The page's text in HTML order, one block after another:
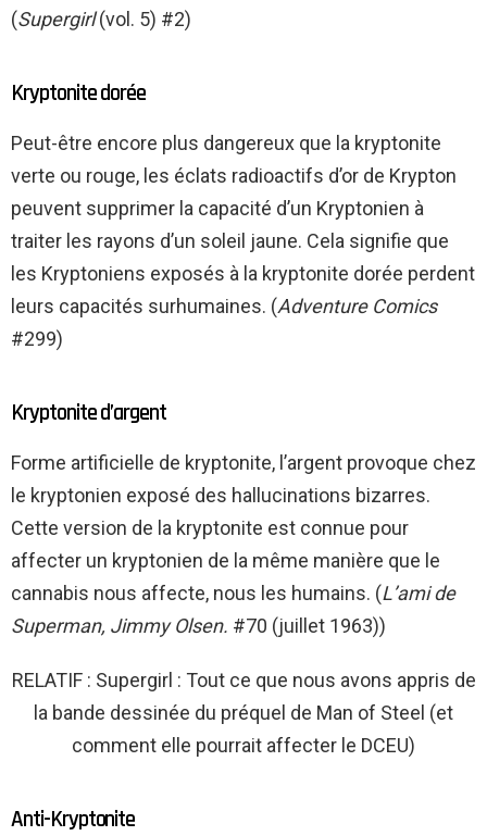
(Supergirl(vol. 5) #2)
Kryptonite dorée
Peut-être encore plus dangereux que la kryptonite
verte ou rouge, les éclats radioactifs d’or de Krypton
peuvent supprimer la capacité d’un Kryptonien à
traiter les rayons d’un soleil jaune. Cela signifie que
les Kryptoniens exposés à la kryptonite dorée perdent
leurs capacités surhumaines. (Adventure Comics
#299)
Kryptonite d’argent
Forme artificielle de kryptonite, l’argent provoque chez
le kryptonien exposé des hallucinations bizarres.
Cette version de la kryptonite est connue pour
affecter un kryptonien de la même manière que le
cannabis nous affecte, nous les humains. (L’ami de
Superman, Jimmy Olsen. #70 (juillet 1963))
RELATIF : Supergirl : Tout ce que nous avons appris de
la bande dessinée du préquel de Man of Steel (et
comment elle pourrait affecter le DCEU)
Anti-Kryptonite